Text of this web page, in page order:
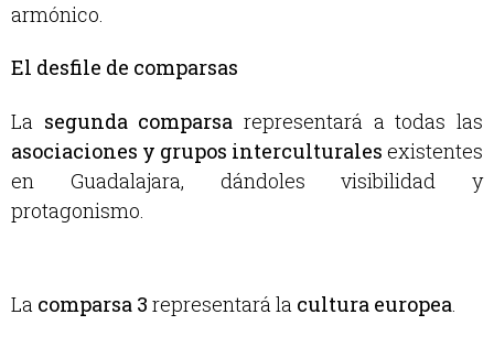
armónico.
El desfile de comparsas
La segunda comparsa representará a todas las
asociaciones y grupos interculturales existentes
en Guadalajara, dándoles visibilidad y
protagonismo.
La comparsa 3 representará la cultura europea